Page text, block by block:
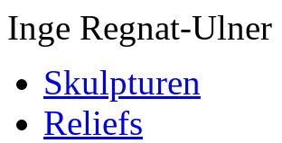
Inge Regnat-Ulner
Skulpturen
Reliefs